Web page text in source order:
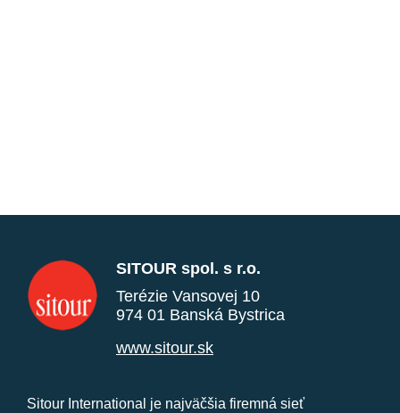
SITOUR spol. s r.o.
Terézie Vansovej 10
974 01 Banská Bystrica
www.sitour.sk
Sitour International je najväčšia firemná sieť